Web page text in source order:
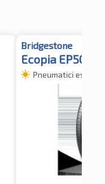
Bridgestone
Ecopia EP500 *
Pneumatici estivi